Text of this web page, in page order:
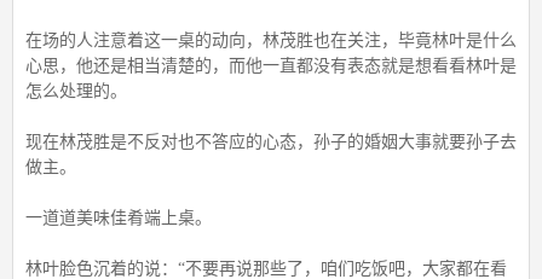
在场的人注意着这一桌的动向，林茂胜也在关注，毕竟林叶是什么
心思，他还是相当清楚的，而他一直都没有表态就是想看看林叶是
怎么处理的。
现在林茂胜是不反对也不答应的心态，孙子的婚姻大事就要孙子去
做主。
一道道美味佳肴端上桌。
林叶脸色沉着的说：“不要再说那些了，咱们吃饭吧，大家都在看